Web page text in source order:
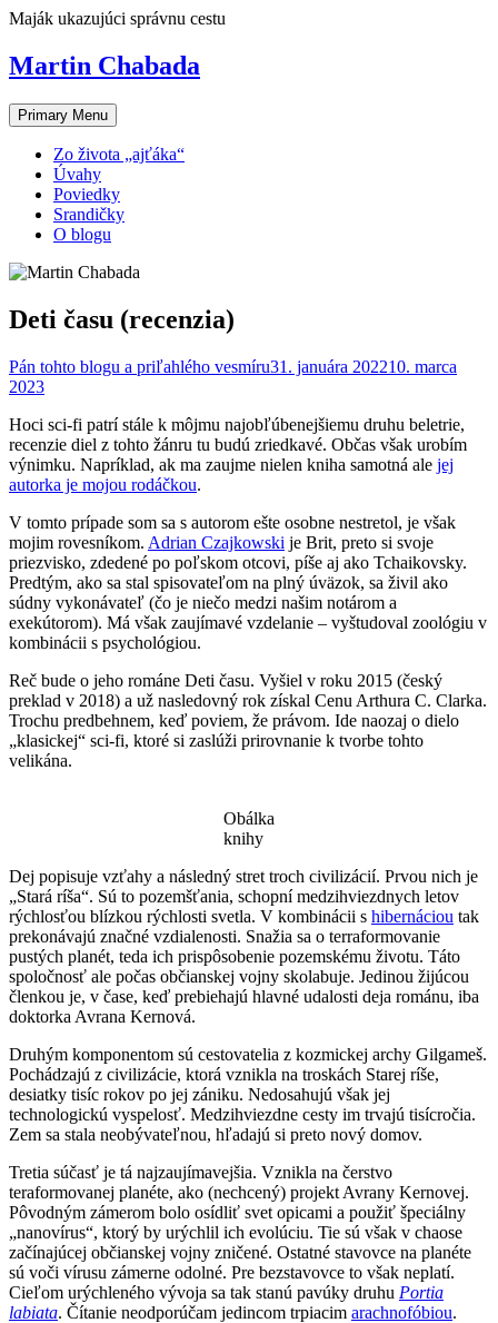
Skip
content
Maják ukazujúci správnu cestu
Martin Chabada
Primary Menu
Zo života „ajťáka“
Úvahy
Poviedky
Srandičky
O blogu
Deti času (recenzia)
Pán tohto blogu a priľahlého vesmíru31. januára 202210. marca
2023
Hoci sci-fi patrí stále k môjmu najobľúbenejšiemu druhu beletrie,
recenzie diel z tohto žánru tu budú zriedkavé. Občas však urobím
výnimku. Napríklad, ak ma zaujme nielen kniha samotná ale jej
autorka je mojou rodáčkou.
V tomto prípade som sa s autorom ešte osobne nestretol, je však
mojim rovesníkom. Adrian Czajkowski je Brit, preto si svoje
priezvisko, zdedené po poľskom otcovi, píše aj ako Tchaikovsky.
Predtým, ako sa stal spisovateľom na plný úväzok, sa živil ako
súdny vykonávateľ (čo je niečo medzi našim notárom a
exekútorom). Má však zaujímavé vzdelanie – vyštudoval zoológiu v
kombinácii s psychológiou.
Reč bude o jeho románe Deti času. Vyšiel v roku 2015 (český
preklad v 2018) a už nasledovný rok získal Cenu Arthura C. Clarka.
Trochu predbehnem, keď poviem, že právom. Ide naozaj o dielo
„klasickej“ sci-fi, ktoré si zaslúži prirovnanie k tvorbe tohto
velikána.
Obálka
knihy
Dej popisuje vzťahy a následný stret troch civilizácií. Prvou nich je
„Stará ríša“. Sú to pozemšťania, schopní medzihviezdnych letov
rýchlosťou blízkou rýchlosti svetla. V kombinácii s hibernáciou tak
prekonávajú značné vzdialenosti. Snažia sa o terraformovanie
pustých planét, teda ich prispôsobenie pozemskému životu. Táto
spoločnosť ale počas občianskej vojny skolabuje. Jedinou žijúcou
členkou je, v čase, keď prebiehajú hlavné udalosti deja románu, iba
doktorka Avrana Kernová.
Druhým komponentom sú cestovatelia z kozmickej archy Gilgameš.
Pochádzajú z civilizácie, ktorá vznikla na troskách Starej ríše,
desiatky tisíc rokov po jej zániku. Nedosahujú však jej
technologickú vyspelosť. Medzihviezdne cesty im trvajú tisícročia.
Zem sa stala neobývateľnou, hľadajú si preto nový domov.
Tretia súčasť je tá najzaujímavejšia. Vznikla na čerstvo
teraformovanej planéte, ako (nechcený) projekt Avrany Kernovej.
Pôvodným zámerom bolo osídliť svet opicami a použiť špeciálny
„nanovírus“, ktorý by urýchlil ich evolúciu. Tie sú však v chaose
začínajúcej občianskej vojny zničené. Ostatné stavovce na planéte
sú voči vírusu zámerne odolné. Pre bezstavovce to však neplatí.
Cieľom urýchleného vývoja sa tak stanú pavúky druhu Portia
labiata. Čítanie neodporúčam jedincom trpiacim arachnofóbiou.